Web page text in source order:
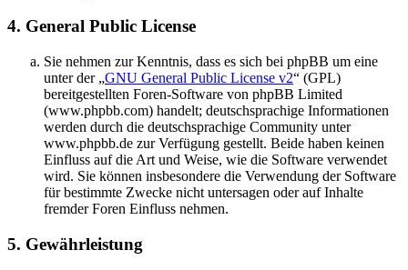
4. General Public License
Sie nehmen zur Kenntnis, dass es sich bei phpBB um eine
unter der „GNU General Public License v2“ (GPL)
bereitgestellten Foren-Software von phpBB Limited
(www.phpbb.com) handelt; deutschsprachige Informationen
werden durch die deutschsprachige Community unter
www.phpbb.de zur Verfügung gestellt. Beide haben keinen
Einfluss auf die Art und Weise, wie die Software verwendet
wird. Sie können insbesondere die Verwendung der Software
für bestimmte Zwecke nicht untersagen oder auf Inhalte
fremder Foren Einfluss nehmen.
5. Gewährleistung